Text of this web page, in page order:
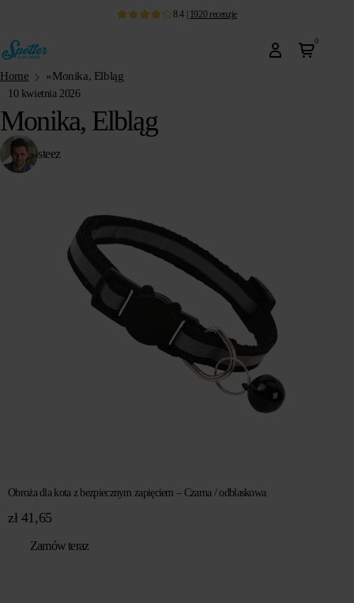
8.4 | 1920 recenzje
0
Home »Monika, Elbląg
10 kwietnia 2026
Monika, Elbląg
steez
Obroża dla kota z bezpiecznym zapięciem – Czarna / odblaskowa
zł41,65
Zamów teraz